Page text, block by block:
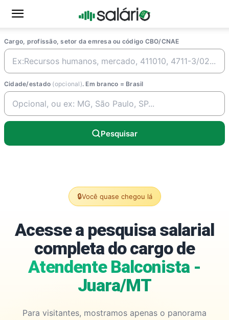
Cargo, profissão, setor da emresa ou código CBO/CNAE
Cidade/estado (opcional). Em branco = Brasil
Pesquisar
🔒Você quase chegou lá
Acesse a pesquisa salarial
completa do cargo de
Atendente Balconista -
Juara/MT
Para visitantes, mostramos apenas o panorama